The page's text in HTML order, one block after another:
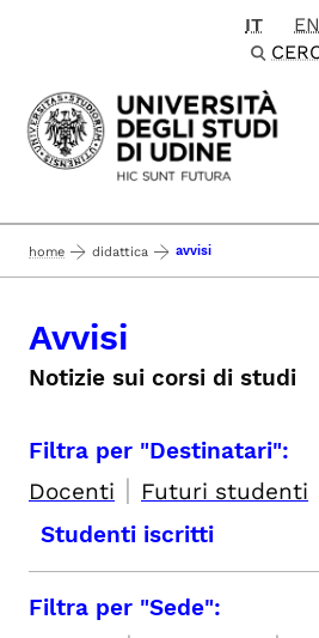
Passa al contenuto
IT EN
home didattica avvisi
Avvisi
Notizie sui corsi di studi
Filtra per "Destinatari":
Docenti | Futuri studenti
Studenti iscritti
Filtra per "Sede":